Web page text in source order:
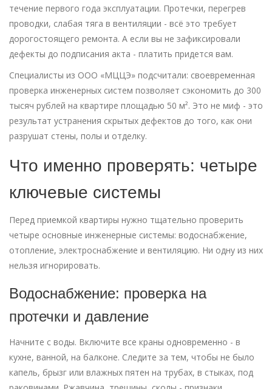
течение первого года эксплуатации. Протечки, перегрев
проводки, слабая тяга в вентиляции - всё это требует
дорогостоящего ремонта. А если вы не зафиксировали
дефекты до подписания акта - платить придется вам.
Специалисты из ООО «МЦЦЭ» подсчитали: своевременная
проверка инженерных систем позволяет сэкономить до 300
тысяч рублей на квартире площадью 50 м². Это не миф - это
результат устранения скрытых дефектов до того, как они
разрушат стены, полы и отделку.
Что именно проверять: четыре
ключевые системы
Перед приемкой квартиры нужно тщательно проверить
четыре основные инженерные системы: водоснабжение,
отопление, электроснабжение и вентиляцию. Ни одну из них
нельзя игнорировать.
Водоснабжение: проверка на
протечки и давление
Начните с воды. Включите все краны одновременно - в
кухне, ванной, на балконе. Следите за тем, чтобы не было
капель, брызг или влажных пятен на трубах, в стыках, под